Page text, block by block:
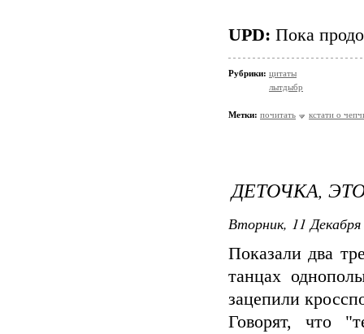
UPD: Пока
Рубрики: цитаты
лытдыбр
Метки: почитать кстати о
ДЕТОЧКА,
Вторник, 11
Показали два
танцах
зацепили
Говорят, что